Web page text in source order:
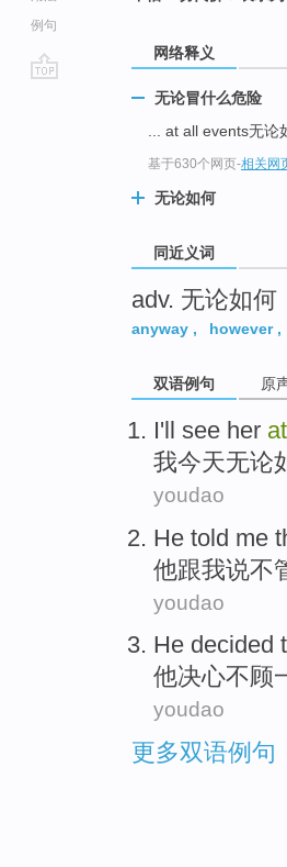
例句
网络释义
无论冒什么危险
... at all events无论
基于630个网页-相关网
无论如何
同近义词
adv. 无论如何
anyway , however,
双语例句 原
I'll see her at
我今天无论
youdao
He told me
他跟我说不
youdao
He decided
他决心不顾
youdao
更多双语例句